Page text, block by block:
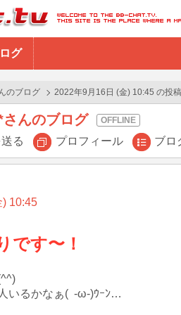
グ
のブログ 2022年9月16日 (金) 10:45 の投稿
んのブログ
る プロフィール ブロ
) 10:45
です〜！
いるかなぁ(­­  -ω-)ｳｰﾝ…